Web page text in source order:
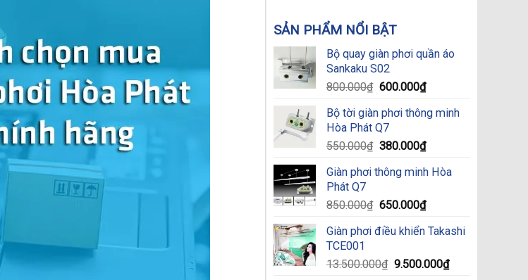
SẢN PHẨM NỔI BẬT
Bộ quay giàn phơi quần áo
Sankaku S02
800.000₫ Original
was:
800.000₫.
600.000₫Current
is:
Bộ tời giàn phơi thông minh
Hòa Phát Q7
550.000₫ Original
was:
380.000₫Current
is:
Giàn phơi thông minh Hòa
Phát Q7
850.000₫ Original
was:
650.000₫Current
is:
Giàn phơi điều khiển Takashi
TCE001
13.500.000₫ Original
9.500.000₫Current